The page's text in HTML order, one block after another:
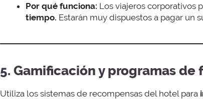
Por qué funciona: Los viajeros corporativos
tiempo. Estarán muy dispuestos a pagar un
5. Gamificación y programas de
Utiliza los sistemas de recompensas del hotel para